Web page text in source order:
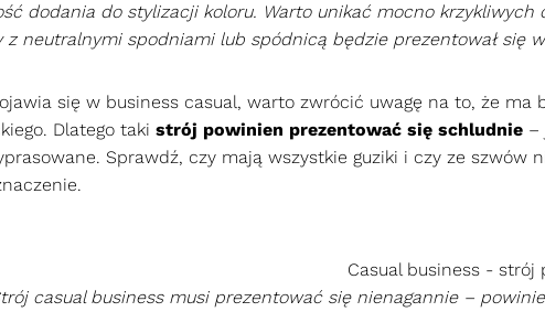
dodania do stylizacji koloru. Warto unikać mocno krzykliwych
z neutralnymi spodniami lub spódnicą będzie prezentował się
się w business casual, warto zwrócić uwagę na to, że
Dlatego taki strój powinien prezentować się schludnie –
Sprawdź, czy mają wszystkie guziki i czy ze szwów
casual business musi prezentować się nienagannie –